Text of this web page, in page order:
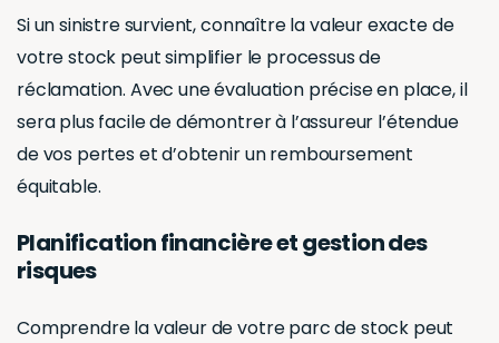
Si un sinistre survient, connaître la valeur exacte de
votre stock peut simplifier le processus de
réclamation. Avec une évaluation précise en place, il
sera plus facile de démontrer à l’assureur l’étendue
de vos pertes et d’obtenir un remboursement
équitable.
Planification financière et gestion des
risques
Comprendre la valeur de votre parc de stock peut